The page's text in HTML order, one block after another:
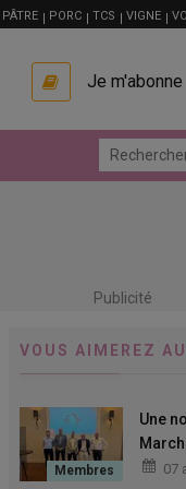
PÂTRE PORC TCS VIGNE
Je m'abonne
Publicité
VOUS AIMEREZ
Une
07